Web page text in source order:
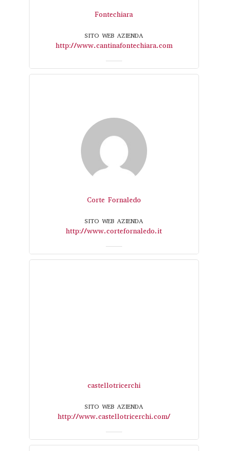
Fontechiara
SITO WEB AZIENDA
http://www.cantinafontechiara.com
Corte Fornaledo
SITO WEB AZIENDA
http://www.cortefornaledo.it
castellotricerchi
SITO WEB AZIENDA
http://www.castellotricerchi.com/